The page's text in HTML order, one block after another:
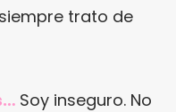
trato de
Soy inseguro. No